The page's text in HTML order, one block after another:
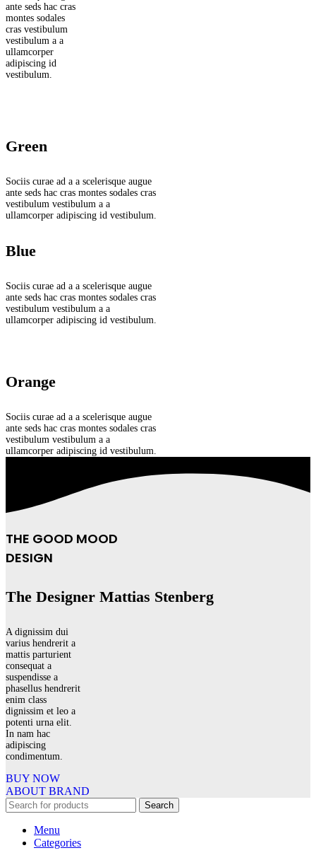
ante seds hac cras
montes sodales
cras vestibulum
vestibulum a a
ullamcorper
adipiscing id
vestibulum.
Green
Sociis curae ad a a scelerisque augue
ante seds hac cras montes sodales cras
vestibulum vestibulum a a
ullamcorper adipiscing id vestibulum.
Blue
Sociis curae ad a a scelerisque augue
ante seds hac cras montes sodales cras
vestibulum vestibulum a a
ullamcorper adipiscing id vestibulum.
Orange
Sociis curae ad a a scelerisque augue
ante seds hac cras montes sodales cras
vestibulum vestibulum a a
ullamcorper adipiscing id vestibulum.
THE GOOD MOOD
DESIGN
The Designer Mattias Stenberg
A dignissim dui
varius hendrerit a
mattis parturient
consequat a
suspendisse a
phasellus hendrerit
enim class
dignissim et leo a
potenti urna elit.
In nam hac
adipiscing
condimentum.
BUY NOW
ABOUT BRAND
Search
Menu
Categories